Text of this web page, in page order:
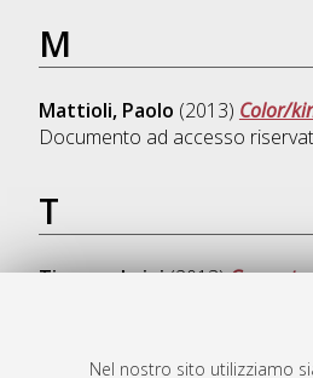
Nel nostro sito utilizziamo
M
Mattioli, Paolo (2013) Color/
Documento ad accesso
T
Tizzano, Luigi(2013)